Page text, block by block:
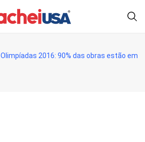
Olimpíadas 2016: 90% das obras estão em